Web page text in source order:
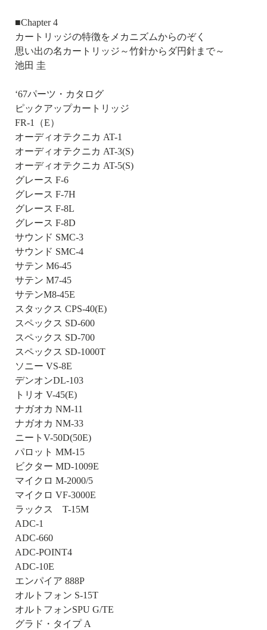
■Chapter 4
カートリッジの特徴をメカニズムからのぞく
思い出の名カートリッジ～竹針からダ円針まで～
池田 圭
‘67パーツ・カタログ
ピックアップカートリッジ
FR-1（E）
オーディオテクニカ AT-1
オーディオテクニカ AT-3(S)
オーディオテクニカ AT-5(S)
グレース F-6
グレース F-7H
グレース F-8L
グレース F-8D
サウンド SMC-3
サウンド SMC-4
サテン M6-45
サテン M7-45
サテンM8-45E
スタックス CPS-40(E)
スペックス SD-600
スペックス SD-700
スペックス SD-1000T
ソニー VS-8E
デンオンDL-103
トリオ V-45(E)
ナガオカ NM-11
ナガオカ NM-33
ニートV-50D(50E)
パロット MM-15
ビクター MD-1009E
マイクロ M-2000/5
マイクロ VF-3000E
ラックス T-15M
ADC-1
ADC-660
ADC-POINT4
ADC-10E
エンパイア 888P
オルトフォン S-15T
オルトフォンSPU G/TE
グラド・タイプ A